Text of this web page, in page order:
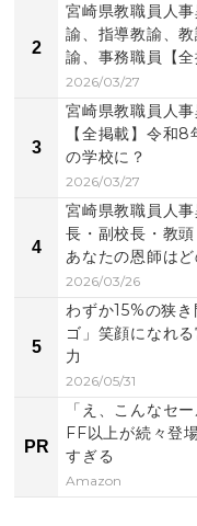
2
宮崎県教職員人
諭、指導教諭、
諭、事務職員【
2026/03/27
3
宮崎県教職員人
【全掲載】令和
の学校に？
2026/03/27
4
宮崎県教職員人
長・副校長・教
あなたの恩師は
2026/03/26
5
わずか15%の狭
ゴ」笑顔になれ
力
2026/05/31
PR
「え、こんなセ
FF以上が続々登
すぎる
Amazon